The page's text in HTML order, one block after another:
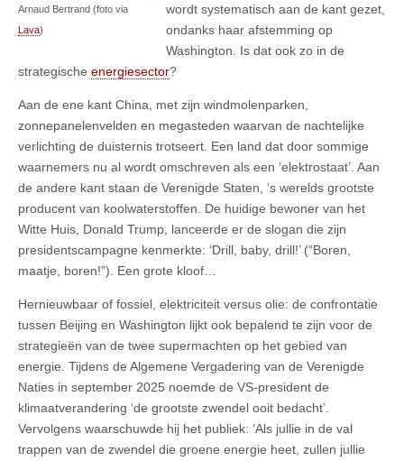
Arnaud Bertrand (foto via
Lava)
wordt systematisch aan de kant gezet,
ondanks haar afstemming op
Washington. Is dat ook zo in de
strategische energiesector?
Aan de ene kant China, met zijn windmolenparken,
zonnepanelenvelden en megasteden waarvan de nachtelijke
verlichting de duisternis trotseert. Een land dat door sommige
waarnemers nu al wordt omschreven als een ‘elektrostaat’. Aan
de andere kant staan de Verenigde Staten, ’s werelds grootste
producent van koolwaterstoffen. De huidige bewoner van het
Witte Huis, Donald Trump, lanceerde er de slogan die zijn
presidentscampagne kenmerkte: ‘Drill, baby, drill!’ (“Boren,
maatje, boren!”). Een grote kloof…
Hernieuwbaar of fossiel, elektriciteit versus olie: de confrontatie
tussen Beijing en Washington lijkt ook bepalend te zijn voor de
strategieën van de twee supermachten op het gebied van
energie. Tijdens de Algemene Vergadering van de Verenigde
Naties in september 2025 noemde de VS-president de
klimaatverandering ‘de grootste zwendel ooit bedacht’.
Vervolgens waarschuwde hij het publiek: ‘Als jullie in de val
trappen van de zwendel die groene energie heet, zullen jullie